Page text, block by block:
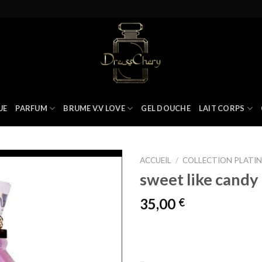
PARFUM BRUME V.V LOVE GEL DOUCHE LAIT CORPS
ACCUEIL / COLLECTION
sweet like candy
35,00 €